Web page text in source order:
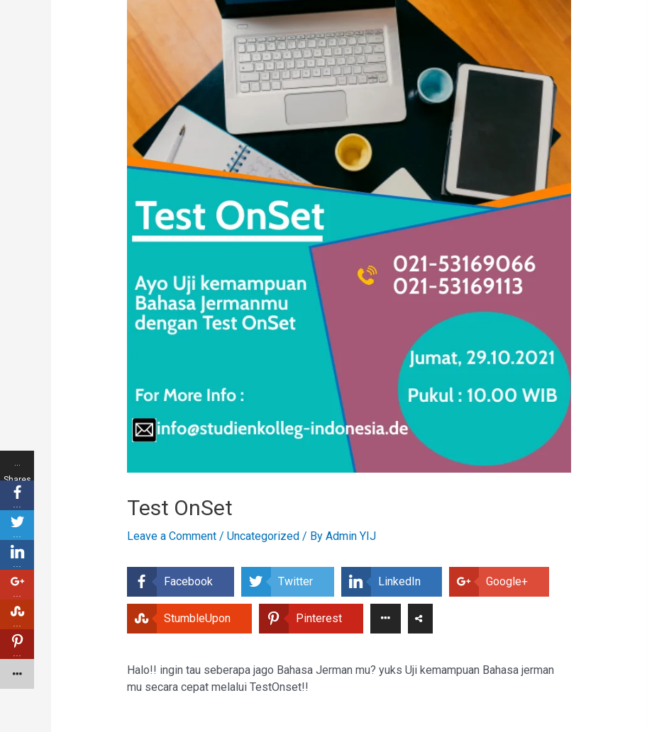
Test OnSet
Leave a Comment / Uncategorized / By Admin YIJ
Facebook Twitter LinkedIn Google+
StumbleUpon Pinterest
Halo!! ingin tau seberapa jago Bahasa Jerman mu? yuks Uji kemampuan Bahasa jerman
mu secara cepat melalui TestOnset!!
Shares